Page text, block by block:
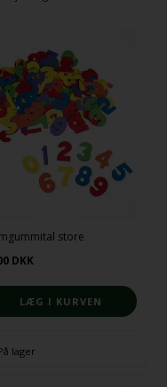
store
DKK
lager